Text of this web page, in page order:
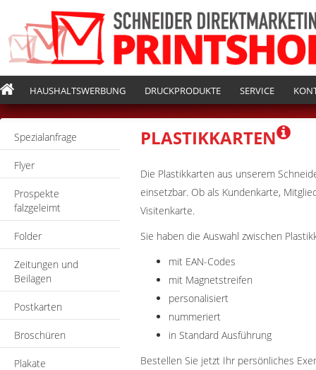
HAUSHALTSWERBUNG DRUCKPRODUKTE SERVICE
Spezialanfrage
Flyer
Prospekte
falzgeleimt
Folder
Zeitungen und
Beilagen
Postkarten
Broschüren
Plakate
PLASTIKKARTEN
Die Plastikkarten aus unserem
einsetzbar. Ob als Kundenkarte,
Visitenkarte.
Sie haben die Auswahl zwischen
mit EAN-Codes
mit Magnetstreifen
personalisiert
nummeriert
in Standard Ausführung
Bestellen Sie jetzt Ihr persönliches